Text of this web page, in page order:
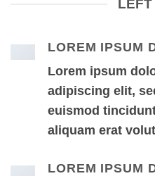
LEFT
LOREM IPSUM
Lorem ipsum
adipiscing elit,
euismod
aliquam erat
LOREM IPSUM